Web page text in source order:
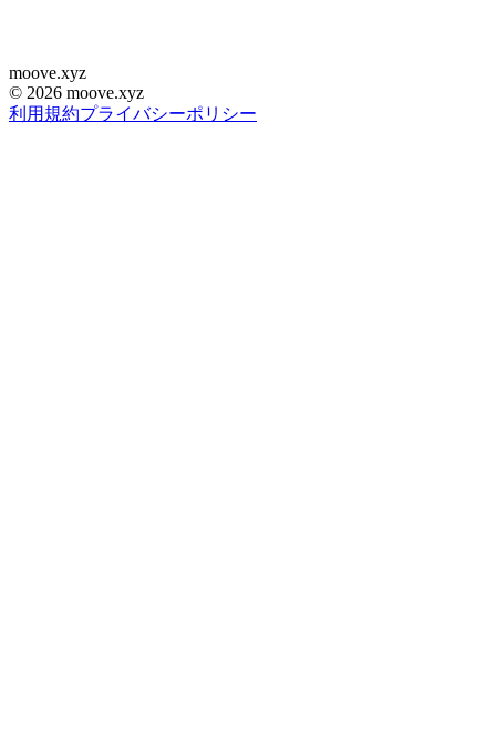
moove.xyz
© 2026 moove.xyz
利用規約プライバシーポリシー